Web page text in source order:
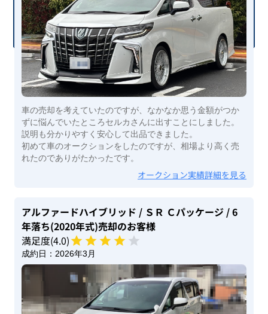
車の売却を考えていたのですが、なかなか思う金額がつか
ずに悩んでいたところセルカさんに出すことにしました。
説明も分かりやすく安心して出品できました。
初めて車のオークションをしたのですが、相場より高く売
れたのでありがたかったです。
オークション実績詳細を見る
アルファードハイブリッド / ＳＲ Ｃパッケージ / 6
年落ち(2020年式)売却のお客様
満足度(4.0)
成約日： 2026年3月